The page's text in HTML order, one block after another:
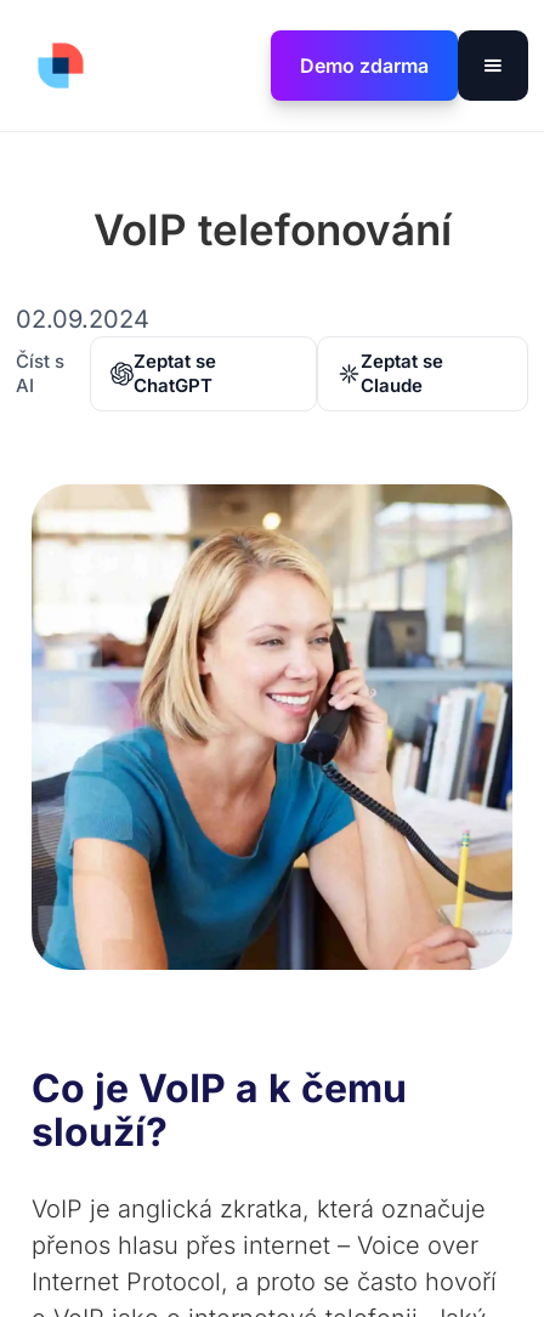
Demo zdarma
VoIP telefonování
02.09.2024
Číst s
AI
Zeptat se
ChatGPT
Zeptat se
Claude
Co je VoIP a k čemu
slouží?
VoIP je anglická zkratka, která označuje
přenos hlasu přes internet – Voice over
Internet Protocol, a proto se často hovoří